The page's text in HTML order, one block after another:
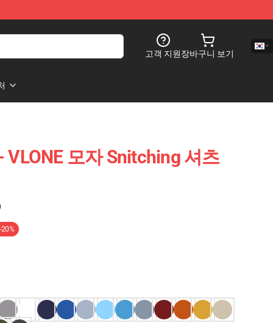
고객 지원장바구니 보기
모자 Snitching 셔츠
-20%